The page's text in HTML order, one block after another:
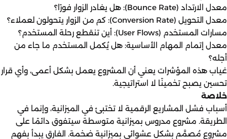
معدل الارتداد (Bounce Rate): هل يغادر الزوار فورًا؟
معدل التحويل (Conversion Rate)
: كم من الزوار يتحولون لعملاء؟
مسارات المستخدم (User Flows): أين تنقطع رحلة المستخدم؟
معدل إتمام المهام الأساسية: هل يُكمل المستخدم ما جاء من
أجله؟
غياب هذه المؤشرات يعني أن المشروع يعمل بشكل أعمى، وأي قرار
تحسين يصبح تخمينًا لا استراتيجية.
خلاصة
أسباب فشل المشاريع الرقمية لا تختبئ في الميزانية، وإنما في
الطريقة. مشروع مدروس بميزانية متوسطة سيتفوق دائمًا على
مشروع مُصمَّم بشكل عشوائي بميزانية ضخمة. الفارق يبدأ بفهم